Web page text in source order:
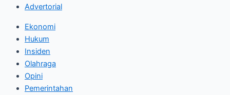
Advertorial
Ekonomi
Hukum
Insiden
Olahraga
Opini
Pemerintahan